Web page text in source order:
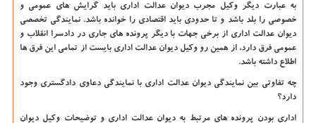
به عبارت دیگر وکیل مجرب دیوان عدالت اداری باید گرایش های عمومی و
خصوصی را بلد باشد و تا حدودی باید اقتصادی را خوانده باشد. نمایندگی تخصصی
دیوان عدالت اداری از برخی جهات با دیگر پرونده های جاری در دادسرا انقلاب و
عمومی فرق دارد، از همین رو وکیل دیوان عدالت اداری بایست از تمامی این فرق ها
اطلاع داشته باشد.
چه تفاوتی بین نمایندگی دیوان عدالت اداری با نمایندگی دعاوی دادگستری وجود
دارد؟
اداری بودن پرونده های مرتبط به دیوان عدالت اداری و توضیحات وکیل دیوان